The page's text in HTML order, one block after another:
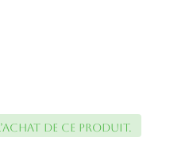
de ce produit.